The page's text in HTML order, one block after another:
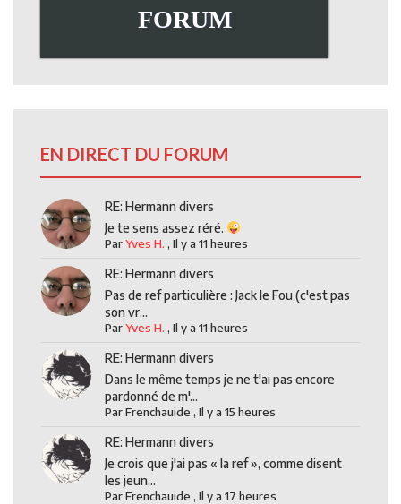
FORUM
EN DIRECT DU FORUM
RE: Hermann divers
Je te sens assez réré.
ParYves H. ,Il y a 11 heures
RE: Hermann divers
Pas de ref particulière : Jack le Fou (c'est pas
son vr...
ParYves H. ,Il y a 11 heures
RE: Hermann divers
Dans le même temps je ne t'ai pas encore
pardonné de m'...
ParFrenchauide ,Il y a 15 heures
RE: Hermann divers
Je crois que j'ai pas « la ref », comme disent
les jeun...
ParFrenchauide ,Il y a 17 heures